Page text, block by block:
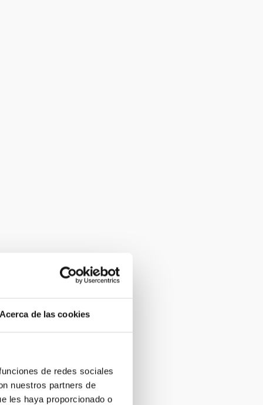
Acerca de las cookies
de redes sociales
nuestros partners de
les haya proporcionado o